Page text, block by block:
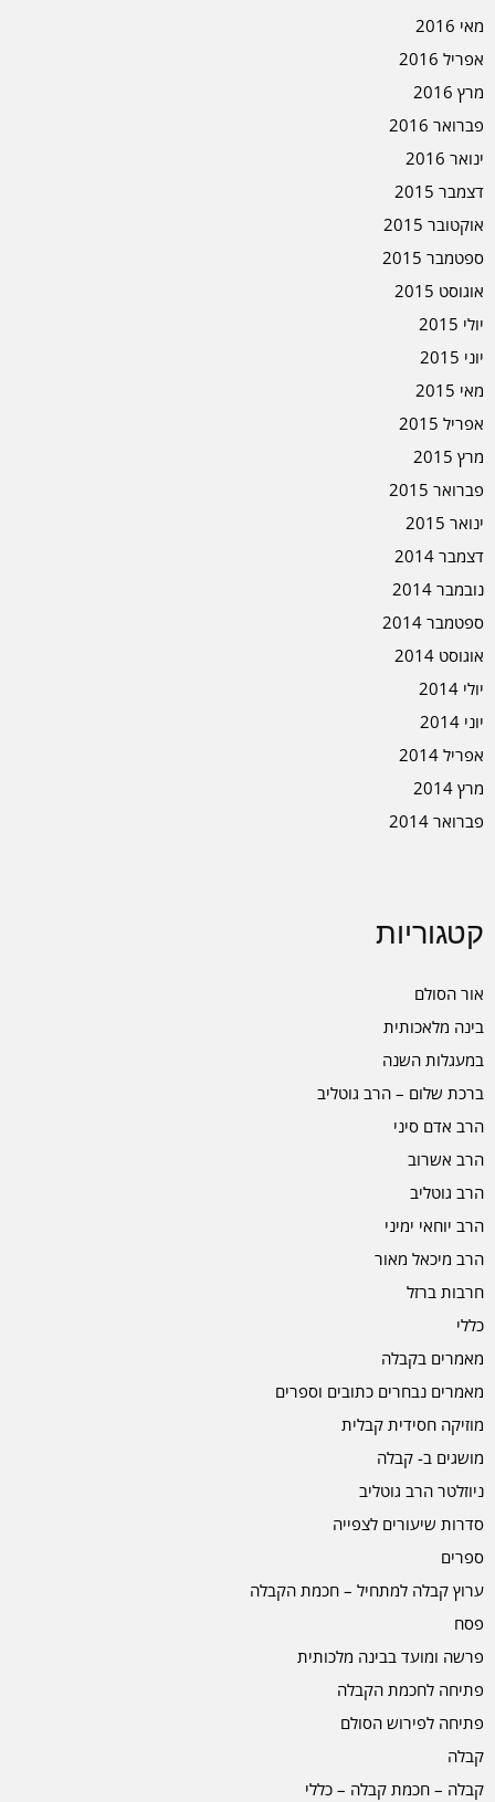
מאי 2016
אפריל 2016
מרץ 2016
פברואר 2016
ינואר 2016
דצמבר 2015
אוקטובר 2015
ספטמבר 2015
אוגוסט 2015
יולי 2015
יוני 2015
מאי 2015
אפריל 2015
מרץ 2015
פברואר 2015
ינואר 2015
דצמבר 2014
נובמבר 2014
ספטמבר 2014
אוגוסט 2014
יולי 2014
יוני 2014
אפריל 2014
מרץ 2014
פברואר 2014
קטגוריות
אור הסולם
בינה מלאכותית
במעגלות השנה
ברכת שלום – הרב גוטליב
הרב אדם סיני
הרב אשרוב
הרב גוטליב
הרב יוחאי ימיני
הרב מיכאל מאור
חרבות ברזל
כללי
מאמרים בקבלה
מאמרים נבחרים כתובים וספרים
מוזיקה חסידית קבלית
מושגים ב- קבלה
ניוזלטר הרב גוטליב
סדרות שיעורים לצפייה
ספרים
ערוץ קבלה למתחיל – חכמת הקבלה
פסח
פרשה ומועד בבינה מלכותית
פתיחה לחכמת הקבלה
פתיחה לפירוש הסולם
קבלה
קבלה – חכמת קבלה – כללי